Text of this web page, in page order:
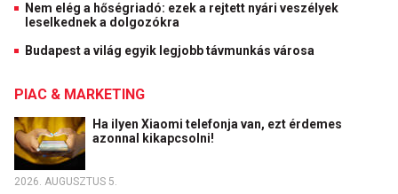
Nem elég a hőségriadó: ezek a rejtett nyári veszélyek
leselkednek a dolgozókra
Budapest a világ egyik legjobb távmunkás városa
PIAC & MARKETING
Ha ilyen Xiaomi telefonja van, ezt érdemes
azonnal kikapcsolni!
2026. AUGUSZTUS 5.